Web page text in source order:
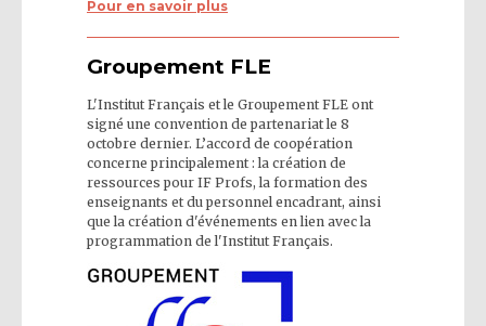
Pour en savoir plus
Groupement FLE
L'Institut Français et le Groupement FLE ont
signé une convention de partenariat le 8
octobre dernier. L’accord de coopération
concerne principalement : la création de
ressources pour IF Profs, la formation des
enseignants et du personnel encadrant, ainsi
que la création d'événements en lien avec la
programmation de l'Institut Français.